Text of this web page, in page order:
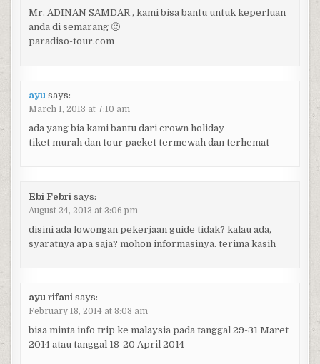
Mr. ADINAN SAMDAR , kami bisa bantu untuk keperluan
anda di semarang 🙂
paradiso-tour.com
ayu says:
March 1, 2013 at 7:10 am
ada yang bia kami bantu dari crown holiday
tiket murah dan tour packet termewah dan terhemat
Ebi Febri says:
August 24, 2013 at 3:06 pm
disini ada lowongan pekerjaan guide tidak? kalau ada,
syaratnya apa saja? mohon informasinya. terima kasih
ayu rifani says:
February 18, 2014 at 8:03 am
bisa minta info trip ke malaysia pada tanggal 29-31 Maret
2014 atau tanggal 18-20 April 2014